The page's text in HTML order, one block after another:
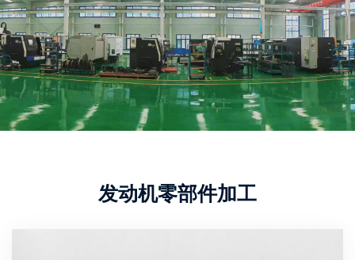
发动机零部件加工